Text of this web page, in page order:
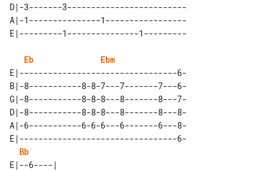
D|-3-------3-------------------------
A|-1---------------1-----------------
Eb
Ebm
E|---------------------------------6-
B|-8-----------8-8-7---7-------7---6-
G|-8-----------8-8-8---8-------8---7-
D|-8-----------8-8-8---8-------8---8-
A|-6-----------6-6-6---6-------6---8-
E|---------------------------------6-
Bb
E|--6----|